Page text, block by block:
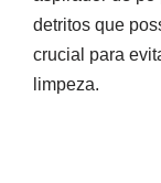
detritos que
crucial para
limpeza.